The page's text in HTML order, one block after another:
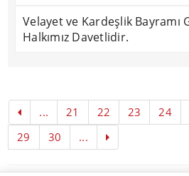
Velayet ve Kardeşlik Bayramı
Halkımız Davetlidir.
... 21 22 23 24
29
30 ...